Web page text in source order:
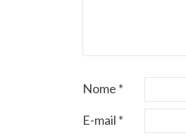
Nome *
E-mail *